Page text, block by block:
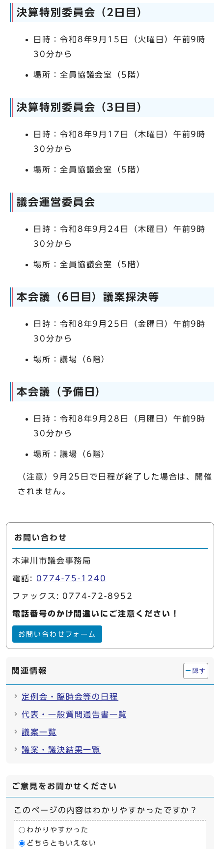
決算特別委員会（2日目）
日時：令和8年9月15日（火曜日）午前9時
30分から
場所：全員協議会室（5階）
決算特別委員会（3日目）
日時：令和8年9月17日（木曜日）午前9時
30分から
場所：全員協議会室（5階）
議会運営委員会
日時：令和8年9月24日（木曜日）午前9時
30分から
場所：全員協議会室（5階）
本会議（6日目）議案採決等
日時：令和8年9月25日（金曜日）午前9時
30分から
場所：議場（6階）
本会議（予備日）
日時：令和8年9月28日（月曜日）午前9時
30分から
場所：議場（6階）
（注意）9月25日で日程が終了した場合は、開催
されません。
お問い合わせ
木津川市議会事務局
電話: 0774-75-1240
ファックス: 0774-72-8952
電話番号のかけ間違いにご注意ください！
お問い合わせフォーム
関連情報 隠す
定例会・臨時会等の日程
代表・一般質問通告書一覧
議案一覧
議案・議決結果一覧
ご意見をお聞かせください
このページの内容はわかりやすかったですか？
わかりやすかった
どちらともいえない